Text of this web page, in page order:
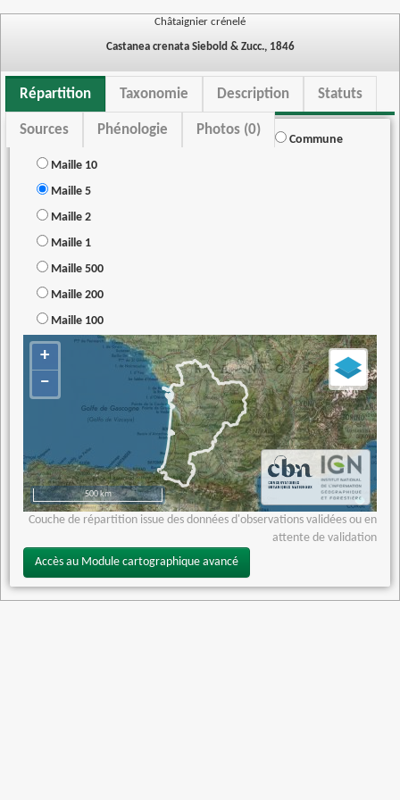
Châtaignier crénelé
Castanea crenata Siebold & Zucc., 1846
Répartition Taxonomie Description Statuts
Sources Phénologie Photos (0)
Commune
Maille 10
Maille 5
Maille 2
Maille 1
Maille 500
Maille 200
Maille 100
+
−
500 km
Couche de répartition issue des données d'observations validées ou en
attente de validation
Accès au Module cartographique avancé